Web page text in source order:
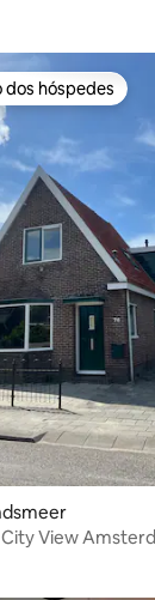
de 5, 185
dos hóspedes
dos hóspedes
City View